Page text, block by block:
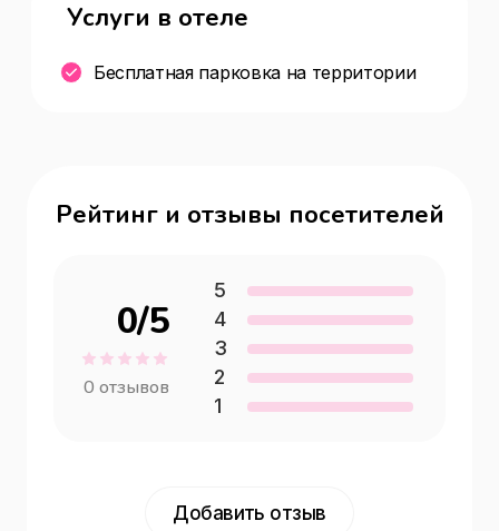
Услуги в отеле
Бесплатная парковка на территории
Рейтинг и отзывы посетителей
0/5
0 отзывов
5
4
3
2
1
Добавить отзыв